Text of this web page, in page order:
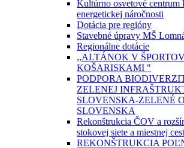
Kultúrno osvetové centrum
energetickej náročnosti
Dotácia pre regióny
Stavebné úpravy MŠ
Regionálne dotácie
,,ALTÁNOK V
KOŠARISKAMI "
PODPORA
ZELENEJ
SLOVENSKA-ZELENÉ
SLOVENSKA
Rekonštrukcia ČOV a
stokovej siete a miestnej
REKONŠTRUKCIA